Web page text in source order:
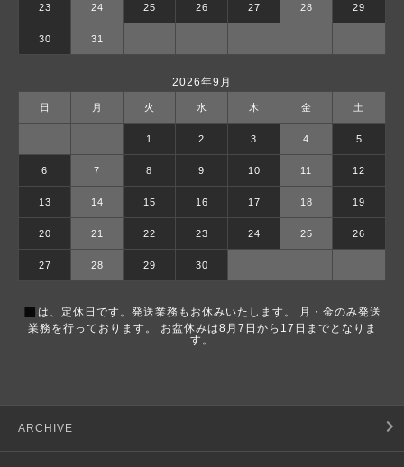
23 24 25 26 27 28 29
30 31
2026年9月
日 月 火 水 木 金 土
1 2 3 4 5
6 7 8 9 10 11 12
13 14 15 16 17 18 19
20 21 22 23 24 25 26
27 28 29 30
■ は、定休日です。発送業務もお休みいたします。 月・金のみ発送
業務を行っております。 お盆休みは8月7日から17日までとなりま
す。
ARCHIVE